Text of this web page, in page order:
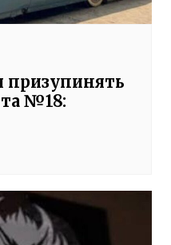
призупинять
№18: